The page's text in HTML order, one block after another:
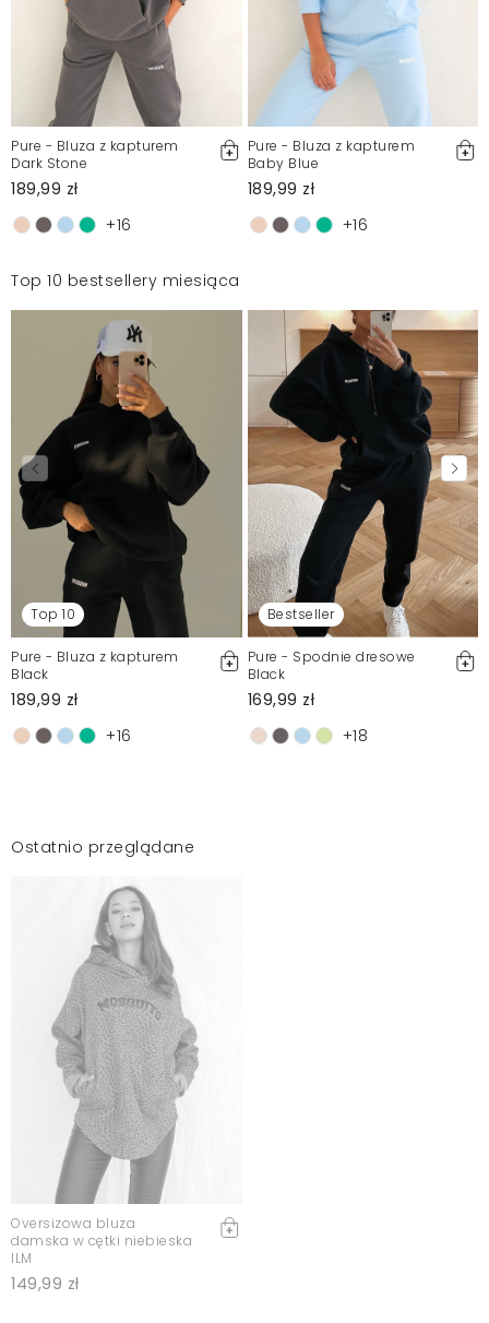
Pure - Bluza z kapturem
Dark Stone
189,99 zł
+16
Pure - Bluza z kapturem
Baby Blue
189,99 zł
+16
Top 10 bestsellery miesiąca
Top 10
Pure - Bluza z kapturem
Black
189,99 zł
+16
Bestseller
Pure - Spodnie dresowe
Black
169,99 zł
+18
Ostatnio przeglądane
Oversizowa bluza
damska w cętki niebieska
ILM
149,99 zł